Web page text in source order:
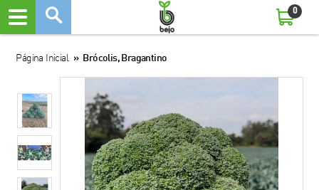
0
Página Inicial » Brócolis, Bragantino